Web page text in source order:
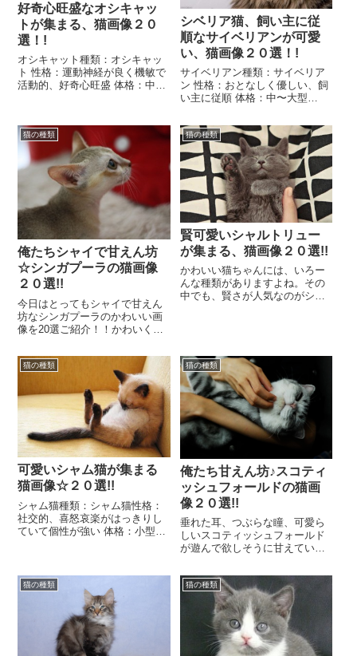
好奇心旺盛なオシキャッ
トが集まる、猫画像２０
選！!
オシキャット種類：オシキャッ
ト 性格：運動神経が良く機敏で
活動的、好奇心旺盛 体格：中型
動量多めオ...
シベリア猫、飼い主に従
順なサイベリアンが可愛
い、猫画像２０選！!
サイベリアン種類：サイベリア
ン 性格：おとなしく優しい、飼
い主に従順 体格：中〜大型
ーク・レッドマッカレルタビー
＆ホワイトなど...
猫の種類
俺たちシャイで甘えん坊
☆シンガプーラの猫画像
２０選!!
今日はとってもシャイで甘えん
坊なシンガプーラのかわいい画
像を20選ご紹介！！かわいく
プーラの猫画像をとくとご覧く
ださい！！ では早速...
猫の種類
賢可愛いシャルトリュー
が集まる、猫画像２０選!!
かわいい猫ちゃんには、いろー
んな種類がありますよね。その
中でも、賢さが人気なのがシャ
猫の種類
可愛いシャム猫が集まる
猫画像☆２０選!!
シャム猫種類：シャム猫性格：
社交的、喜怒哀楽がはっきりし
ていて個性が強い 体格：小型〜
猫の種類
俺たち甘えん坊♪スコティ
ッシュフォールドの猫画
像２０選!!
垂れた耳、つぶらな瞳、可愛ら
しいスコティッシュフォールド
が遊んで欲しそうに甘えている
たいな子猫からぶちゃかわな子
まで珠玉の猫画像を厳...
猫の種類 猫の種類